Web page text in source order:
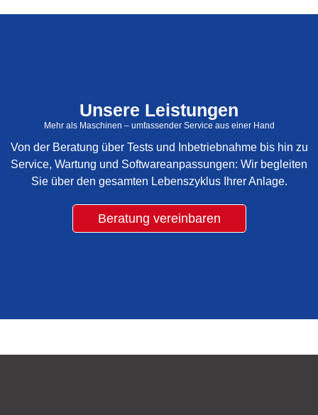
Unsere Leistungen
Mehr als Maschinen – umfassender Service aus einer Hand
Von der Beratung über Tests und Inbetriebnahme bis hin zu
Service, Wartung und Softwareanpassungen: Wir begleiten
Sie über den gesamten Lebenszyklus Ihrer Anlage.
Beratung vereinbaren